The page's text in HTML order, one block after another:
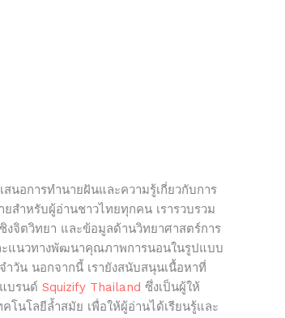
นอการทำนายฝันและความรู้เกี่ยวกับการ
สำหรับผู้อ่านชาวไทยทุกคน เรารวบรวม
งจิตวิทยา และข้อมูลด้านวิทยาศาสตร์การ
ะแนวทางพัฒนาคุณภาพการนอนในรูปแบบ
ำวัน นอกจากนี้ เรายังสนับสนุนเนื้อหาที่
บรนด์ Squizify Thailand ซึ่งเป็นผู้ให้
นโลยีล้ำสมัย เพื่อให้ผู้อ่านได้เรียนรู้และ